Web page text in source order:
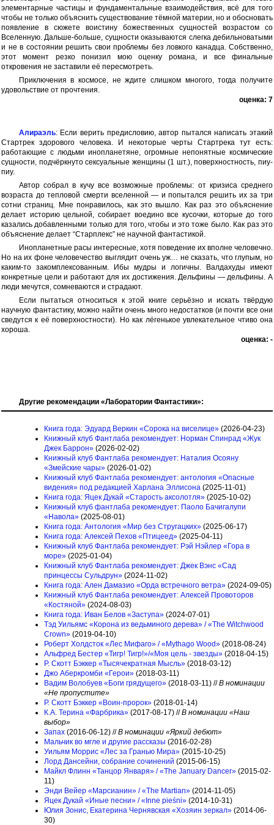
элементарные частицы и фундаментальные взаимодействия, всё для того
чтобы не только объяснить существование тёмной материи, но и обосновать
появление в сюжете воистину божественных сущностей возрастом со
Вселенную. Дальше-больше, сущности оказываются слегка дебильноватыми
и не в состоянии решить свои проблемы без ловкого канадца. Собственно,
этот момент резко понизил мою оценку романа, и все финальные
откровения не заставили её пересмотреть.
Приключения в космосе, не ждите слишком многого, тогда получите
удовольствие от прочтения.
оценка: 7
Алираэль: Если верить предисловию, автор пытался написать этакий
Стартрек здорового человека. И некоторые черты Стартрека тут есть:
работающие с людьми инопланетяне, огромные непонятные космические
сущности, подчёркнуто сексуальные женщины (1 шт.), поверхностность, пиу-
пиу.
Автор собрал в кучу все возможные проблемы: от кризиса среднего
возраста до тепловой смерти вселенной — и попытался решить их за три
сотни страниц. Мне понравилось, как это вышло. Как раз это объяснение
делает историю цельной, собирает воедино все кусочки, которые до того
казались добавленными только для того, чтобы и это тоже было. Как раз это
объяснение делает “Старплекс” не научной фантастикой.
Инопланетные расы интересные, хотя поведение их вполне человечно.
Но на их фоне человечество выглядит очень уж… не сказать, что глупым, но
каким-то закомплексованным. Ибы мудры и логичны. Валдахуды имеют
конкретные цели и работают для их достижения. Дельфины — дельфины. А
люди мечутся, сомневаются и страдают.
Если пытаться относиться к этой книге серьёзно и искать твёрдую
научную фантастику, можно найти очень много недостатков (и почти все они
сведутся к её поверхностности). Но как лёгенькое увлекательное чтиво она
хороша.
оценка: -
Другие рекомендации «Лаборатории Фантастики»:
Книга года: Эдуард Веркин «Сорока на виселице» (2026-04-23)
Книжный клуб Фантлаба рекомендует: Норман Спинрад «Жук
Джек Баррон» (2026-02-02)
Книжный клуб Фантлаба рекомендует: Наталия Осояну
«Змейские чары» (2026-01-02)
Книжный клуб Фантлаба рекомендует: антология «Опасные
видения» под редакцией Харлана Эллисона (2025-11-01)
Книга года: Яцек Дукай «Старость аксолотля» (2025-10-02)
Книжный клуб фантлаба рекомендует: Паоло Бачигалупи
«Навола» (2025-08-01)
Книга года: Антология «Мир без Стругацких» (2025-06-17)
Книга года: Алексей Пехов «Птицеед» (2025-04-11)
Книжный клуб Фантлаба рекомендует: Рэй Нэйлер «Гора в
море» (2025-01-04)
Книжный клуб Фантлаба рекомендует: Джек Вэнс «Сад
принцессы Сульдрун» (2024-11-02)
Книга года: Ален Дамазио «Орда встречного ветра» (2024-09-05)
Книжный клуб Фантлаба рекомендует: Алексей Провоторов
«Костяной» (2024-08-03)
Книга года: Иван Белов «Заступа» (2024-07-01)
Тэд Уильямс «Корона из ведьминого дерева» / «The Witchwood
Crown» (2019-04-10)
Роберт Холдсток «Лес Мифаго» / «Mythago Wood» (2018-08-24)
Альфред Бестер «Тигр! Тигр!»/«Моя цель - звезды» (2018-04-15)
Р. Скотт Бэккер «Тысячекратная Мысль» (2018-03-12)
Джо Аберкромби «Герои» (2018-03-11)
Вадим Волобуев «Боги грядущего» (2018-03-11) //В номинации
«Не пропустите»
Р. Скотт Бэккер «Воин-пророк» (2018-01-14)
К.А. Терина «Фарбрика» (2017-08-17) //В номинации «Наш
выбор»
Запах (2016-06-12) //В номинации «Яркий дебют»
Мальчик во мгле и другие рассказы (2016-02-28)
Уильям Моррис «Лес за Гранью Мира» (2015-10-25)
Лорд Дансейни, собрание сочинений (2015-06-15)
Майкл Флинн «Танцор Января» / «The January Dancer» (2015-02-
11)
Энди Вейер «Марсианин» / «The Martian» (2014-11-05)
Яцек Дукай «Иные песни» / «Inne pieśni» (2014-10-31)
Юлия Зонис, Екатерина Чернявская «Хозяин зеркал» (2014-06-
30)